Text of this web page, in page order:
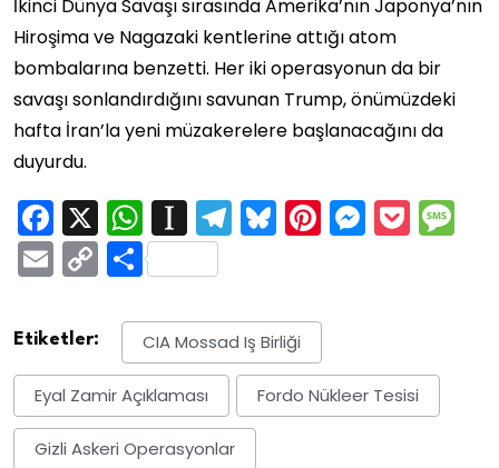
İkinci Dünya Savaşı sırasında Amerika’nın Japonya’nın
Hiroşima ve Nagazaki kentlerine attığı atom
bombalarına benzetti. Her iki operasyonun da bir
savaşı sonlandırdığını savunan Trump, önümüzdeki
hafta İran’la yeni müzakerelere başlanacağını da
duyurdu.
Facebook
X WhatsApp
Instapaper
Telegram
Bluesky
Pinterest
EmailCopy
Link
Share
Etiketler: CIA Mossad Iş Birliği
Eyal Zamir Açıklaması Fordo Nükleer Tesisi
Gizli Askeri Operasyonlar